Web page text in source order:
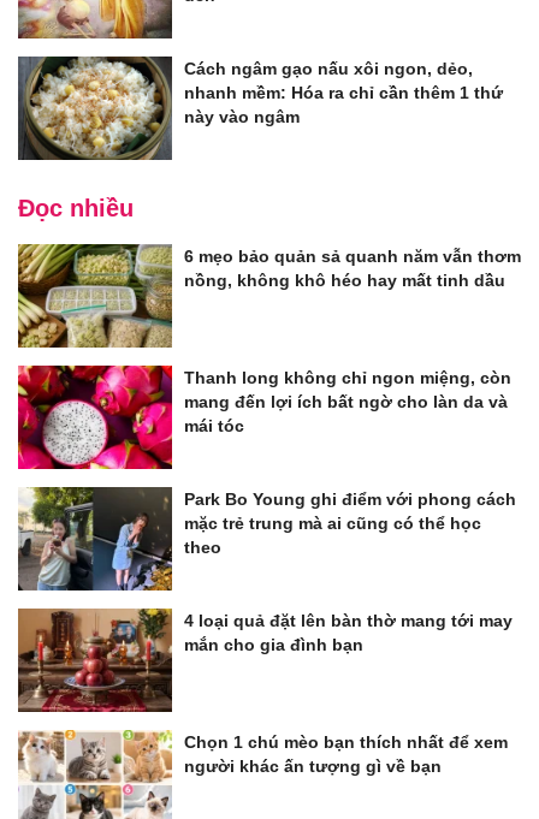
Cách ngâm gạo nấu xôi ngon, dẻo,
nhanh mềm: Hóa ra chỉ cần thêm 1 thứ
này vào ngâm
Đọc nhiều
6 mẹo bảo quản sả quanh năm vẫn thơm
nồng, không khô héo hay mất tinh dầu
Thanh long không chỉ ngon miệng, còn
mang đến lợi ích bất ngờ cho làn da và
mái tóc
Park Bo Young ghi điểm với phong cách
mặc trẻ trung mà ai cũng có thể học
theo
4 loại quả đặt lên bàn thờ mang tới may
mắn cho gia đình bạn
Chọn 1 chú mèo bạn thích nhất để xem
người khác ấn tượng gì về bạn